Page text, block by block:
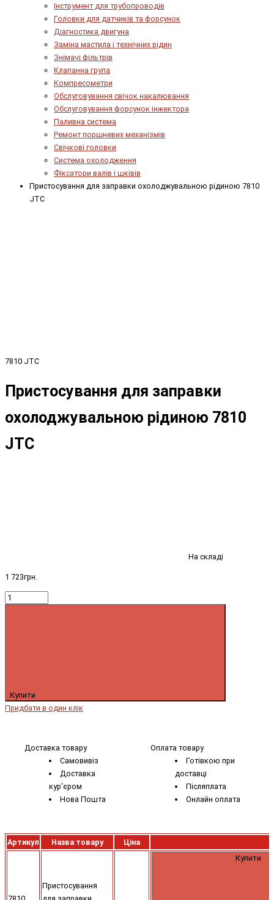
Інструмент для трубопроводів
Головки для датчиків та форсунок
Діагностика двигуна
Заміна мастила і технічних рідин
Знімачі фільтрів
Клапанна група
Компресометри
Обслуговування свічок накалювання
Обслуговування форсунок інжектора
Паливна система
Ремонт поршневих механізмів
Свічкові головки
Система охолодження
Фіксатори валів і шківів
Пристосування для заправки охолоджувальною рідиною 7810
JTC
7810 JTC
Пристосування для заправки
охолоджувальною рідиною 7810
JTC
На складі
1 723грн.
Купити
Придбати в один клік
Доставка товару
Самовивіз
Доставка
кур'єром
Нова Пошта
Оплата товару
Готівкою при
доставці
Післяплата
Онлайн оплата
Артикул Назва товару Ціна
Пристосування
Купити